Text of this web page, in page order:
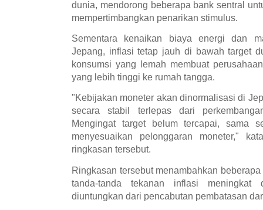
dunia, mendorong beberapa bank sentral
mempertimbangkan penarikan stimulus.
Sementara kenaikan biaya energi dan
Jepang, inflasi tetap jauh di bawah target
konsumsi yang lemah membuat
yang lebih tinggi ke rumah tangga.
"Kebijakan moneter akan dinormalisasi di
secara stabil terlepas dari
Mengingat target belum tercapai, sama
menyesuaikan pelonggaran moneter,"
ringkasan tersebut.
Ringkasan tersebut menambahkan
tanda-tanda tekanan inflasi
diuntungkan dari pencabutan pembatasan